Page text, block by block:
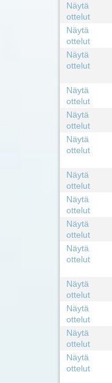
Näytä
ottelut
Näytä
ottelut
Näytä
ottelut
Näytä
ottelut
Näytä
ottelut
Näytä
ottelut
Näytä
ottelut
Näytä
ottelut
Näytä
ottelut
Näytä
ottelut
Näytä
ottelut
Näytä
ottelut
Näytä
ottelut
Näytä
ottelut